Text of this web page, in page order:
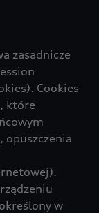
zasadnicze
Cookies
które
opuszczenia
w